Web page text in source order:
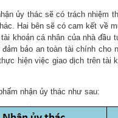
ủy thác sẽ có trách nhiệm
Hai bên sẽ có cam kết về
khoản cá nhân của nhà đầu
bảo an toàn tài chính
hiện việc giao dịch trên
nhận ủy thác như sau: